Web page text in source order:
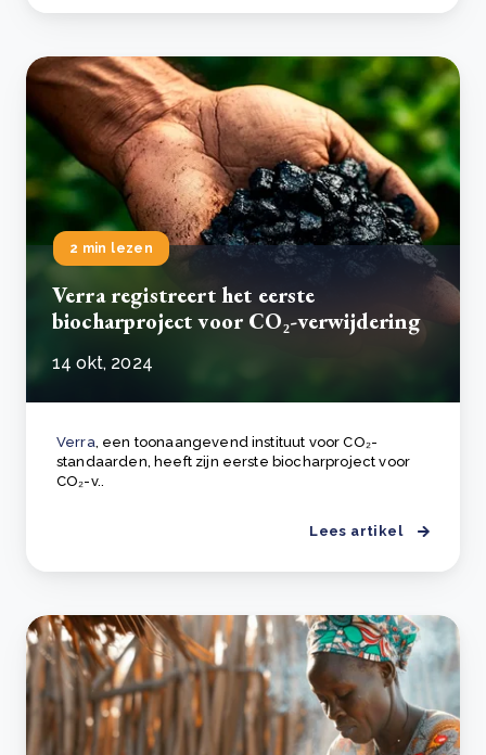
2 min lezen
Verra registreert het eerste
biocharproject voor CO₂-verwijdering
14 okt, 2024
Verra, een toonaangevend instituut voor CO₂-
standaarden, heeft zijn eerste biocharproject voor
CO₂-v..
Lees artikel